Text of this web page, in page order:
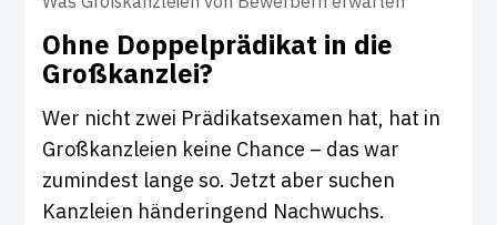
Ohne Dop­pel­prä­d­ikat in die
Groß­kanzlei?
Wer nicht zwei Prädikatsexamen hat, hat in
Großkanzleien keine Chance – das war
zumindest lange so. Jetzt aber suchen
Kanzleien händeringend Nachwuchs.